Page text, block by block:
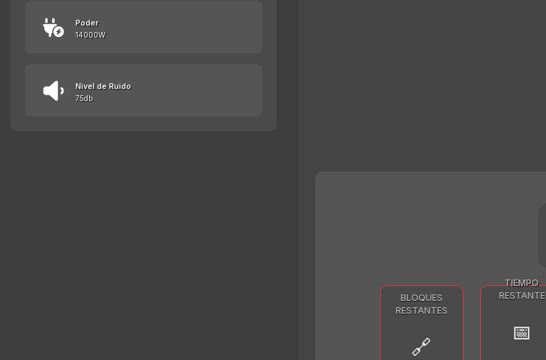
Poder
14000W
Nivel de Ruido
75db
BLOQUES
RESTANTES
🔗
TIEMPO
RESTANTE
📅